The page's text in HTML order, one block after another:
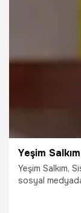
Yeşim
Yeşim Salkım,
sosyal